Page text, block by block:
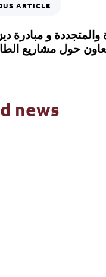
ARTICLE
و مبادرة
حول مشاريع
news